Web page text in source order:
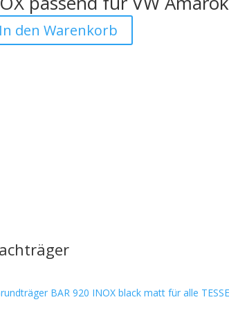
In den Warenkorb